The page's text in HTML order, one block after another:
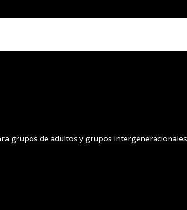
grupos de adultos y grupos intergeneracionales